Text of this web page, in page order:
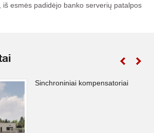
iš esmės padidėjo banko serverių patalpos
Sinchroniniai kompensatoriai